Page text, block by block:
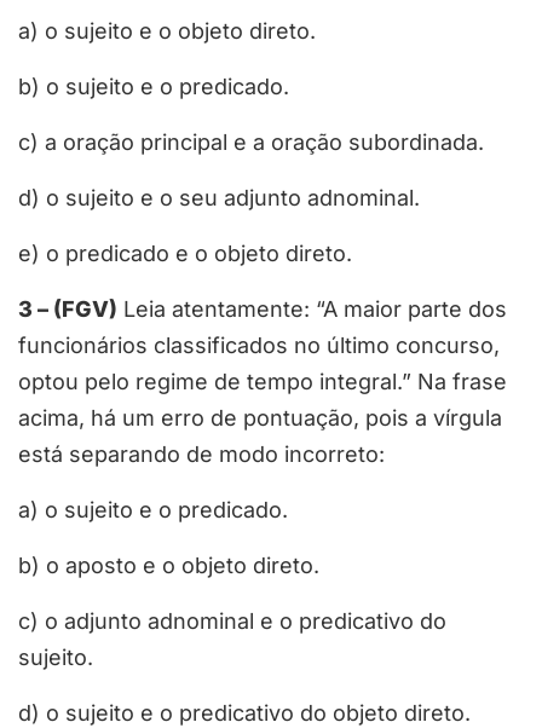
a) o sujeito e o objeto direto.
b) o sujeito e o predicado.
c) a oração principal e a oração subordinada.
d) o sujeito e o seu adjunto adnominal.
e) o predicado e o objeto direto.
3 – (FGV) Leia atentamente: “A maior parte dos
funcionários classificados no último concurso,
optou pelo regime de tempo integral.” Na frase
acima, há um erro de pontuação, pois a vírgula
está separando de modo incorreto:
a) o sujeito e o predicado.
b) o aposto e o objeto direto.
c) o adjunto adnominal e o predicativo do
sujeito.
d) o sujeito e o predicativo do objeto direto.